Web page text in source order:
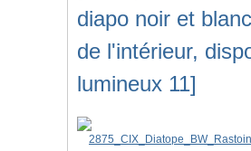
diapo noir et
de l'intérieur,
lumineux 11]